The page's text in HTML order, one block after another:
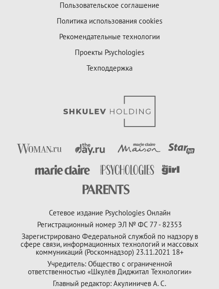
Пользовательское соглашение
Политика использования cookies
Рекомендательные технологии
Проекты Psychologies
Техподдержка
Сетевое издание Psychologies Онлайн
Регистрационный номер ЭЛ № ФС 77 - 82353
Зарегистрировано Федеральной службой по надзору в
сфере связи, информационных технологий и массовых
коммуникаций (Роскомнадзор) 23.11.2021 18+
Учредитель: Общество с ограниченной
ответственностью «Шкулёв Диджитал Технологии»
Главный редактор: Акулиничев А. С.